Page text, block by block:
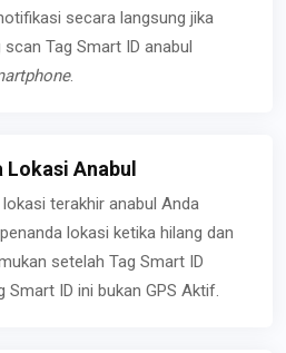
secara langsung jika
Tag Smart ID anabul
.
Lokasi Anabul
terakhir anabul Anda
lokasi ketika hilang dan
setelah Tag Smart ID
Smart ID ini bukan GPS Aktif.